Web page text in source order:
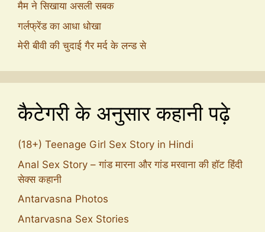
मैम ने सिखाया असली सबक
गर्लफ्रेंड का आधा धोखा
मेरी बीवी की चुदाई गैर मर्द के लन्ड से
कैटेगरी के अनुसार कहानी पढ़े
(18+) Teenage Girl Sex Story in Hindi
Anal Sex Story – गांड मारना और गांड मरवाना की हॉट हिंदी
सेक्स कहानी
Antarvasna Photos
Antarvasna Sex Stories